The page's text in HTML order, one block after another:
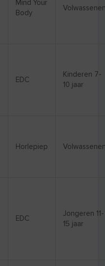
Mind Your
Body
EDC
Kinderen 7-
10 jaar
Horlepiep
EDC
Jongeren 11-
15 jaar